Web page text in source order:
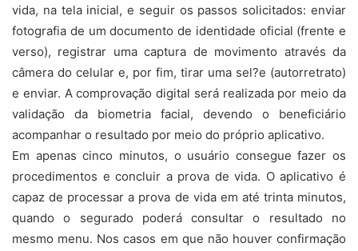
vida, na tela inicial, e seguir os passos solicitados: enviar
fotografia de um documento de identidade oficial (frente e
verso), registrar uma captura de movimento através da
câmera do celular e, por fim, tirar uma sel?e (autorretrato)
e enviar. A comprovação digital será realizada por meio da
validação da biometria facial, devendo o beneficiário
acompanhar o resultado por meio do próprio aplicativo.
Em apenas cinco minutos, o usuário consegue fazer os
procedimentos e concluir a prova de vida. O aplicativo é
capaz de processar a prova de vida em até trinta minutos,
quando o segurado poderá consultar o resultado no
mesmo menu. Nos casos em que não houver confirmação